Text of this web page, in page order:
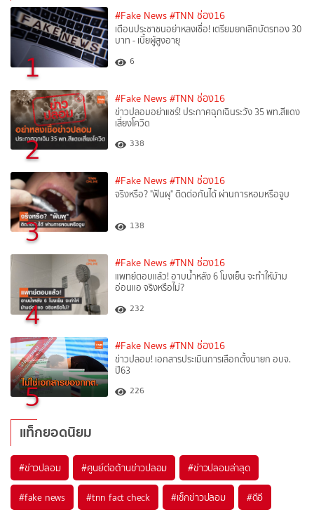
1
#Fake News #TNN ช่อง16
เตือนประชาชนอย่าหลงเชื่อ! เตรียมยกเลิกบัตรทอง 30
บาท - เบี้ยผู้สูงอายุ
6
2
#Fake News #TNN ช่อง16
ข่าวปลอมอย่าแชร์! ประกาศฉุกเฉินระวัง 35 พท.สีแดง
เสี่ยงโควิด
338
3
#Fake News #TNN ช่อง16
จริงหรือ? "ฟันผุ" ติดต่อกันได้ ผ่านการหอมหรือจูบ
138
4
#Fake News #TNN ช่อง16
แพทย์ตอบแล้ว! อาบน้ำหลัง 6 โมงเย็น จะทำให้ม้าม
อ่อนแอ จริงหรือไม่?
232
5
#Fake News #TNN ช่อง16
ข่าวปลอม! เอกสารประเมินการเลือกตั้งนายก อบจ.
ปี63
226
แท็กยอดนิยม
#ข่าวปลอม #ศูนย์ต่อต้านข่าวปลอม #ข่าวปลอมล่าสุด
#fake news #tnn fact check #เช็กข่าวปลอม #ดีอี